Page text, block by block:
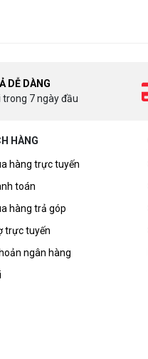
DỄ DÀNG
7 ngày đầu
HÀNG
hàng trực tuyến
toán
hàng trả góp
trực tuyến
ngân hàng